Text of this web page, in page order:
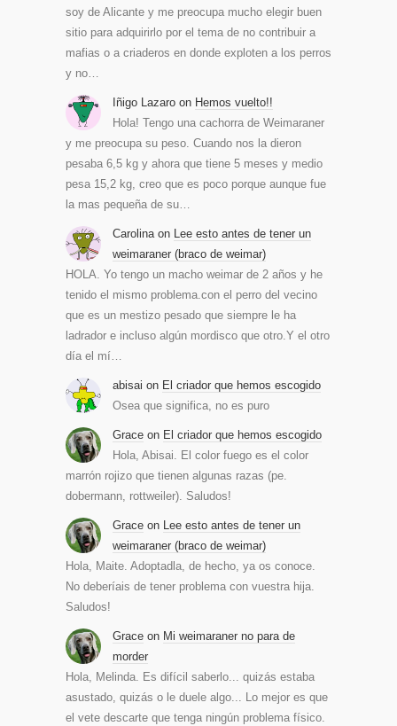
soy de Alicante y me preocupa mucho elegir buen
sitio para adquirirlo por el tema de no contribuir a
mafias o a criaderos en donde exploten a los perros
y no…
Iñigo Lazaro on Hemos vuelto!!
Hola! Tengo una cachorra de Weimaraner
y me preocupa su peso. Cuando nos la dieron
pesaba 6,5 kg y ahora que tiene 5 meses y medio
pesa 15,2 kg, creo que es poco porque aunque fue
la mas pequeña de su…
Carolina on Lee esto antes de tener un
weimaraner (braco de weimar)
HOLA. Yo tengo un macho weimar de 2 años y he
tenido el mismo problema.con el perro del vecino
que es un mestizo pesado que siempre le ha
ladrador e incluso algún mordisco que otro.Y el otro
día el mí…
abisai on El criador que hemos escogido
Osea que significa, no es puro
Grace on El criador que hemos escogido
Hola, Abisai. El color fuego es el color
marrón rojizo que tienen algunas razas (pe.
dobermann, rottweiler). Saludos!
Grace on Lee esto antes de tener un
weimaraner (braco de weimar)
Hola, Maite. Adoptadla, de hecho, ya os conoce.
No deberíais de tener problema con vuestra hija.
Saludos!
Grace on Mi weimaraner no para de
morder
Hola, Melinda. Es difícil saberlo... quizás estaba
asustado, quizás o le duele algo... Lo mejor es que
el vete descarte que tenga ningún problema físico.